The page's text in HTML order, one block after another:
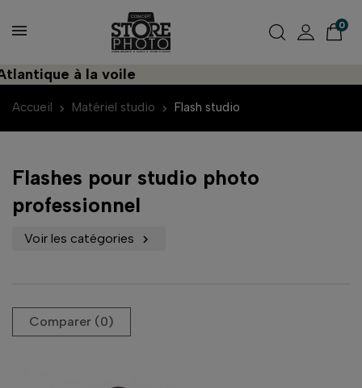
0
à la voile
Accueil Matériel studio Flash studio
Flashes pour studio photo
professionnel
Voir les catégories 
Comparer (0)‎